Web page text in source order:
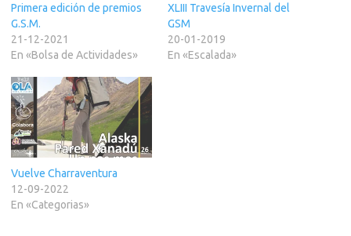
Primera edición de premios
G.S.M.
21-12-2021
En «Bolsa de Actividades»
XLIII Travesía Invernal del
GSM
20-01-2019
En «Escalada»
Vuelve Charraventura
12-09-2022
En «Categorias»